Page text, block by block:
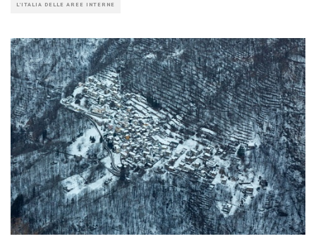
L'ITALIA DELLE AREE INTERNE